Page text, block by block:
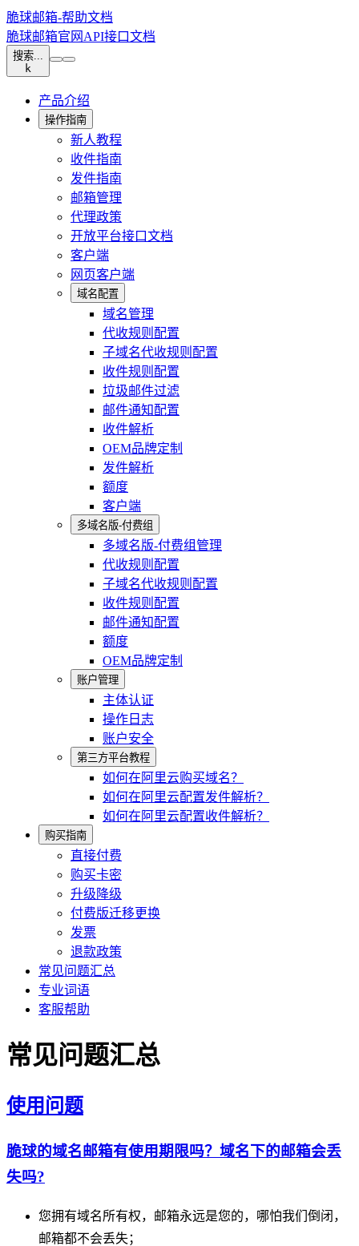
脆球邮箱-帮助文档
脆球邮箱官网 API接口文档
搜索...
k
产品介绍
操作指南
新人教程
收件指南
发件指南
邮箱管理
代理政策
开放平台接口文档
客户端
网页客户端
域名配置
域名管理
代收规则配置
子域名代收规则配置
收件规则配置
垃圾邮件过滤
邮件通知配置
收件解析
OEM品牌定制
发件解析
额度
客户端
多域名版-付费组
多域名版-付费组管理
代收规则配置
子域名代收规则配置
收件规则配置
邮件通知配置
额度
OEM品牌定制
账户管理
主体认证
操作日志
账户安全
第三方平台教程
如何在阿里云购买域名？
如何在阿里云配置发件解析？
如何在阿里云配置收件解析？
购买指南
直接付费
购买卡密
升级降级
付费版迁移更换
发票
退款政策
常见问题汇总
专业词语
客服帮助
常见问题汇总
使用问题
脆球的域名邮箱有使用期限吗？域名下的邮箱会丢
失吗?
您拥有域名所有权，邮箱永远是您的，哪怕我们倒闭，
邮箱都不会丢失；